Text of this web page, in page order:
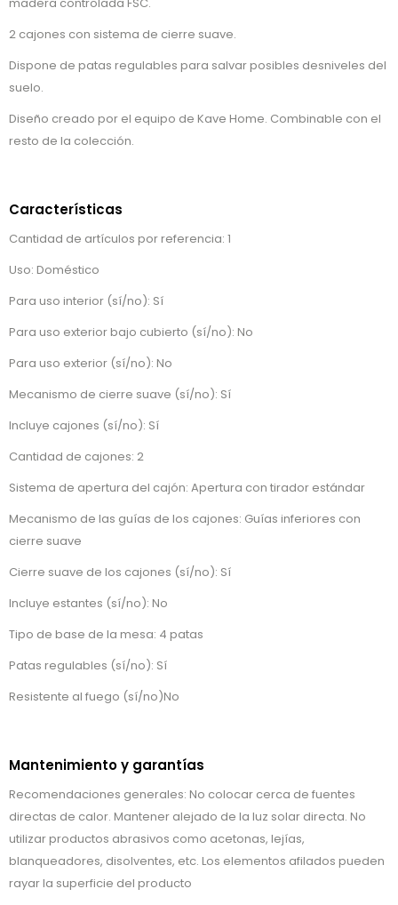
2 cajones con sistema de cierre suave.
Dispone de patas regulables para salvar posibles desniveles del
suelo.
Diseño creado por el equipo de Kave Home. Combinable con el
resto de la colección.
Características
Cantidad de artículos por referencia: 1
Uso: Doméstico
Para uso interior (sí/no): Sí
Para uso exterior bajo cubierto (sí/no): No
Para uso exterior (sí/no): No
Mecanismo de cierre suave (sí/no): Sí
Incluye cajones (sí/no): Sí
Cantidad de cajones: 2
Sistema de apertura del cajón: Apertura con tirador estándar
Mecanismo de las guías de los cajones: Guías inferiores con
cierre suave
Cierre suave de los cajones (sí/no): Sí
Incluye estantes (sí/no): No
Tipo de base de la mesa: 4 patas
Patas regulables (sí/no): Sí
Resistente al fuego (sí/no)No
Mantenimiento y garantías
Recomendaciones generales: No colocar cerca de fuentes
directas de calor. Mantener alejado de la luz solar directa. No
utilizar productos abrasivos como acetonas, lejías,
blanqueadores, disolventes, etc. Los elementos afilados pueden
rayar la superficie del producto